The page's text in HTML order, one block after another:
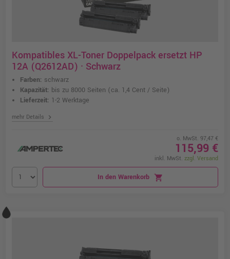
Kompatibles XL-Toner Doppelpack ersetzt HP
12A (Q2612AD) · Schwarz
Farben: schwarz
Kapazität: bis zu 8000 Seiten (ca. 1,4 Cent / Seite)
Lieferzeit: 1-2 Werktage
mehr Details chevron_right
o. MwSt. 97,47 €
115,99 €
inkl. MwSt. zzgl. Versand
In den Warenkorb shopping_cart